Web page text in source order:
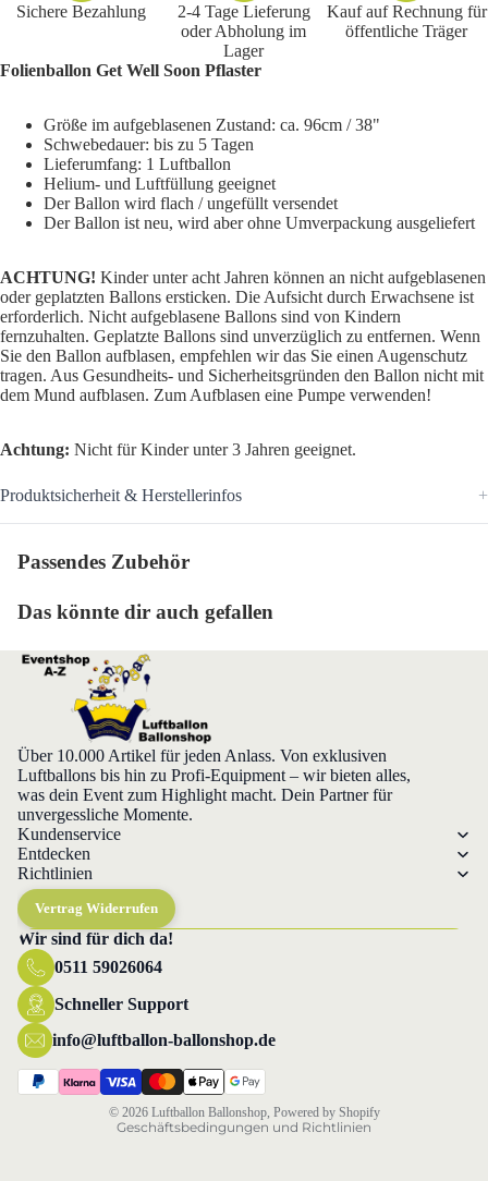
Sichere Bezahlung
2-4 Tage Lieferung
oder Abholung im
Lager
Kauf auf Rechnung für
öffentliche Träger
Folienballon Get Well Soon Pflaster
Größe im aufgeblasenen Zustand: ca. 96cm / 38"
Schwebedauer: bis zu 5 Tagen
Lieferumfang: 1 Luftballon
Helium- und Luftfüllung geeignet
Der Ballon wird flach / ungefüllt versendet
Der Ballon ist neu, wird aber ohne Umverpackung ausgeliefert
ACHTUNG! Kinder unter acht Jahren können an nicht aufgeblasenen
oder geplatzten Ballons ersticken. Die Aufsicht durch Erwachsene ist
erforderlich. Nicht aufgeblasene Ballons sind von Kindern
fernzuhalten. Geplatzte Ballons sind unverzüglich zu entfernen. Wenn
Sie den Ballon aufblasen, empfehlen wir das Sie einen Augenschutz
tragen. Aus Gesundheits- und Sicherheitsgründen den Ballon nicht mit
dem Mund aufblasen. Zum Aufblasen eine Pumpe verwenden!
Achtung: Nicht für Kinder unter 3 Jahren geeignet.
Produktsicherheit & Herstellerinfos
Passendes Zubehör
Das könnte dir auch gefallen
Über 10.000 Artikel für jeden Anlass. Von exklusiven
Luftballons bis hin zu Profi-Equipment – wir bieten alles,
was dein Event zum Highlight macht. Dein Partner für
unvergessliche Momente.
Kundenservice
Entdecken
Richtlinien
Vertrag Widerrufen
Wir sind für dich da!
0511 59026064
Schneller Support
info@luftballon-ballonshop.de
© 2026 Luftballon Ballonshop, Powered by Shopify
Geschäftsbedingungen und Richtlinien
Datenschutzerklärung
Widerrufsrecht
AGB
Versand
Impressum